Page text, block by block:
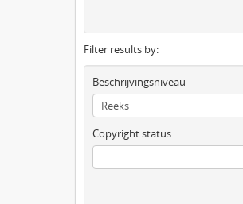
Filter results by:
Beschrijvingsniveau
Copyright status